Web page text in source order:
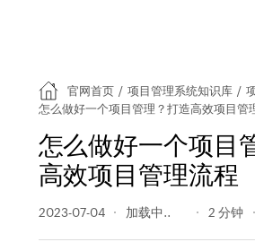
官网首页 / 项目管理系统知识库 /
怎么做好一个项目管理？打造高效项目管
怎么做好一个项目
高效项目管理流程
2023-07-04 310 阅读量 2 分钟